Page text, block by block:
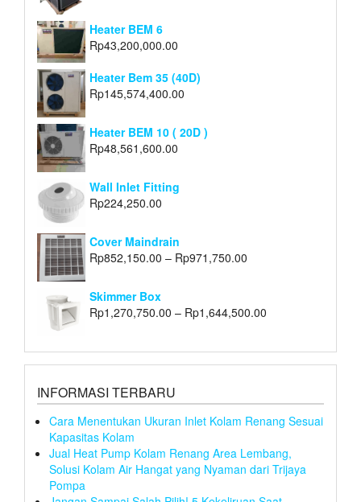
Heater BEM 6
Rp43,200,000.00
Heater Bem 35 (40D)
Rp145,574,400.00
Heater BEM 10 ( 20D )
Rp48,561,600.00
Wall Inlet Fitting
Rp224,250.00
Cover Maindrain
Rp852,150.00 – Rp971,750.00
Skimmer Box
Rp1,270,750.00 – Rp1,644,500.00
INFORMASI TERBARU
Cara Menentukan Ukuran Inlet Kolam Renang Sesuai
Kapasitas Kolam
Jual Heat Pump Kolam Renang Area Lembang,
Solusi Kolam Air Hangat yang Nyaman dari Trijaya
Pompa